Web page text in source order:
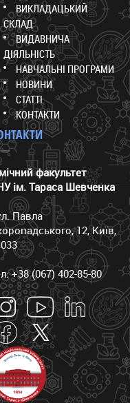
ВИКЛАДАЦЬКИЙ
СКЛАД
ВИДАВНИЧА
ДІЯЛЬНІСТЬ
НАВЧАЛЬНІ ПРОГРАМИ
НОВИНИ
СТАТТІ
КОНТАКТИ
факультет
ім. Тараса Шевченка
Павла
12, Київ,
+38 (067) 402-85-80